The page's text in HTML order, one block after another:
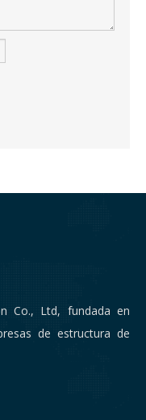
Co., Ltd, fundada en
de estructura de